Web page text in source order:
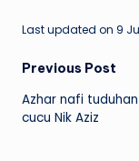
Last updated on 9
Post
Previous Post
Azhar nafi
cucu Nik Aziz